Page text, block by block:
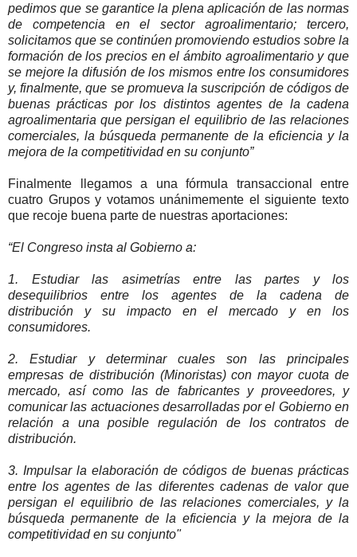
pedimos que se garantice la plena aplicación de las normas
de competencia en el sector agroalimentario; tercero,
solicitamos que se continúen promoviendo estudios sobre la
formación de los precios en el ámbito agroalimentario y que
se mejore la difusión de los mismos entre los consumidores
y, finalmente, que se promueva la suscripción de códigos de
buenas prácticas por los distintos agentes de la cadena
agroalimentaria que persigan el equilibrio de las relaciones
comerciales, la búsqueda permanente de la eficiencia y la
mejora de la competitividad en su conjunto”
Finalmente llegamos a una fórmula transaccional entre
cuatro Grupos y votamos unánimemente el siguiente texto
que recoje buena parte de nuestras aportaciones:
“El Congreso insta al Gobierno a:
1. Estudiar las asimetrías entre las partes y los
desequilibrios entre los agentes de la cadena de
distribución y su impacto en el mercado y en los
consumidores.
2. Estudiar y determinar cuales son las principales
empresas de distribución (Minoristas) con mayor cuota de
mercado, así como las de fabricantes y proveedores, y
comunicar las actuaciones desarrolladas por el Gobierno en
relación a una posible regulación de los contratos de
distribución.
3. Impulsar la elaboración de códigos de buenas prácticas
entre los agentes de las diferentes cadenas de valor que
persigan el equilibrio de las relaciones comerciales, y la
búsqueda permanente de la eficiencia y la mejora de la
competitividad en su conjunto"